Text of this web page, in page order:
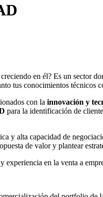
en él? Es un sector
tus conocimientos técnicos
con la innovación y
para la identificación de
y alta capacidad de
de valor y plantear
en la venta a